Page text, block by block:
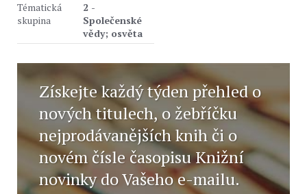
Tématická
skupina
2 -
Společenské
vědy; osvěta
Získejte každý týden přehled o
nových titulech, o žebříčku
nejprodávanějších knih či o
novém čísle časopisu Knižní
novinky do Vašeho e-mailu.